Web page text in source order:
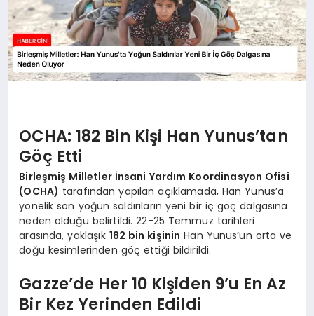
GÜNDEM
OCHA: 182 Bin Kişi Han Yunus’tan
Göç Etti
Birleşmiş Milletler İnsani Yardım Koordinasyon Ofisi
(OCHA) tarafından yapılan açıklamada, Han Yunus’a
yönelik son yoğun saldırıların yeni bir iç göç dalgasına
neden olduğu belirtildi. 22-25 Temmuz tarihleri
arasında, yaklaşık 182 bin kişinin Han Yunus’un orta ve
doğu kesimlerinden göç ettiği bildirildi.
Gazze’de Her 10 Kişiden 9’u En Az
Bir Kez Yerinden Edildi